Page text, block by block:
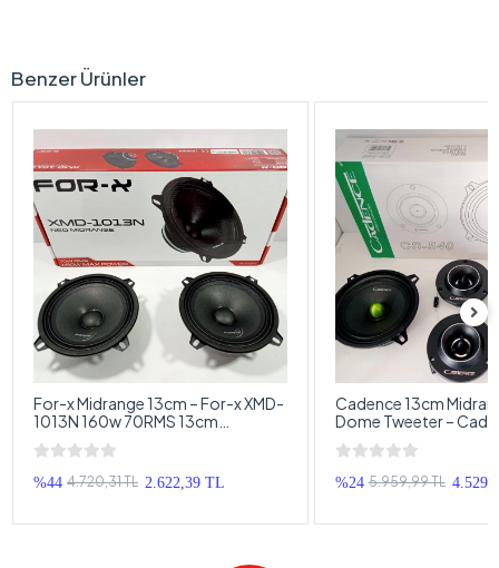
Benzer Ürünler
For-x Midrange 13cm – For-x XMD-
1013N 160w 70RMS 13cm
Midrange Hoparlör
%44 4.720,31 TL 2.622,39 TL
Cadence 13cm
Dome Tweeter –
Takımı CS-540
%24 5.959,99 TL